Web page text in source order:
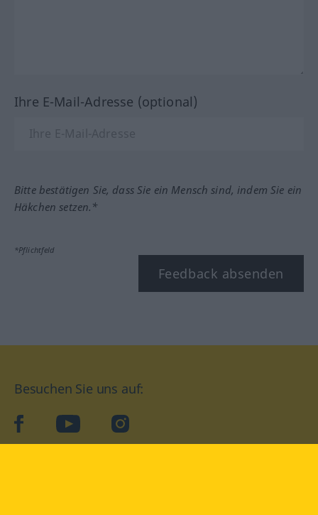
Ihre E-Mail-Adresse (optional)
Bitte bestätigen Sie, dass Sie ein Mensch sind, indem Sie ein
Häkchen setzen.*
*Pflichtfeld
Feedback absenden
Besuchen Sie uns auf:
facebookYouTube Instagram